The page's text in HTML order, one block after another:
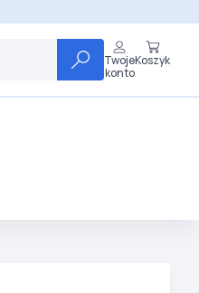
Twoje
konto
Koszyk